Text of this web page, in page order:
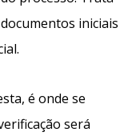
iniciais
é onde se
será